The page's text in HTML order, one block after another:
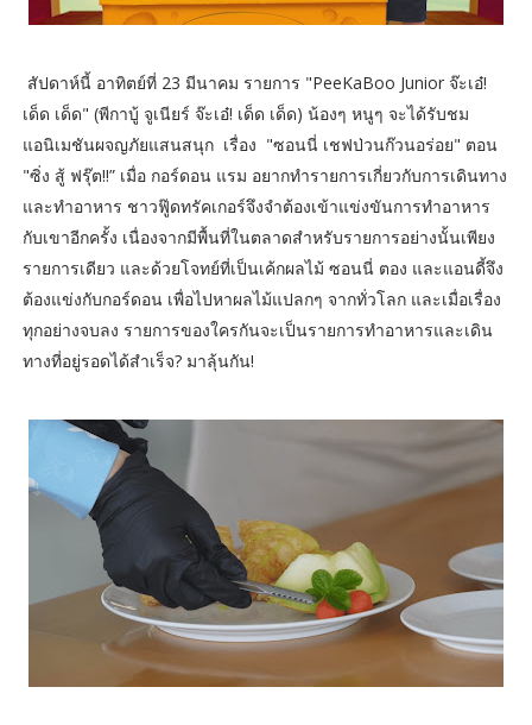
สัปดาห์นี้ อาทิตย์ที่ 23 มีนาคม รายการ "PeeKaBoo Junior จ๊ะเอ๋!
เด็ด เด็ด" (พีกาบู้ จูเนียร์ จ๊ะเอ๋! เด็ด เด็ด) น้องๆ หนูๆ จะได้รับชม
แอนิเมชันผจญภัยแสนสนุก เรื่อง "ซอนนี่ เชฟป่วนก๊วนอร่อย" ตอน
"ซิ่ง สู้ ฟรุ๊ต!!” เมื่อ กอร์ดอน แรม อยากทำรายการเกี่ยวกับการเดินทาง
และทำอาหาร ชาวฟู๊ดทรัคเกอร์จึงจำต้องเข้าแข่งขันการทำอาหาร
กับเขาอีกครั้ง เนื่องจากมีพื้นที่ในตลาดสำหรับรายการอย่างนั้นเพียง
รายการเดียว และด้วยโจทย์ที่เป็นเค้กผลไม้ ซอนนี่ ตอง และแอนดี้จึง
ต้องแข่งกับกอร์ดอน เพื่อไปหาผลไม้แปลกๆ จากทั่วโลก และเมื่อเรื่อง
ทุกอย่างจบลง รายการของใครกันจะเป็นรายการทำอาหารและเดิน
ทางที่อยู่รอดได้สำเร็จ? มาลุ้นกัน!